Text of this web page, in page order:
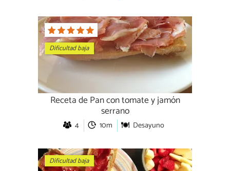
Dificultad baja
Receta de Pan con tomate y jamón
serrano
4 10m Desayuno
Dificultad baja